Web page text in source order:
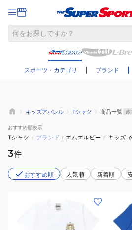
スポーツ・カテゴリ ブランド
さらに絞り込む
キッズアパレル Tシャツ 商品一覧 絞
おすすめ順表示
Tシャツ / ブランド エムエルビー / キッズ
3件
おすすめ順 人気順 新着順
ズ)50-